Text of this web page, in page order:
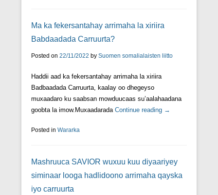
Ma ka fekersantahay arrimaha la xiriira
Babdaadada Carruurta?
Posted on 22/11/2022 by Suomen somalialaisten liitto
Haddii aad ka fekersantahay arrimaha la xiriira
Badbaadada Carruurta, kaalay oo dhegeyso
muxaadaro ku saabsan mowduucaas su’aalahaadana
goobta la imow.Muxaadarada Continue reading →
Posted in Wararka
Mashruuca SAVIOR wuxuu kuu diyaariyey
siminaar looga hadlidoono arrimaha qayska
iyo carruurta